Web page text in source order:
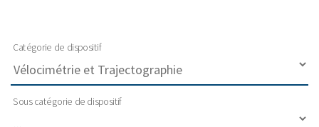
Catégorie de dispositif
Sous catégorie de dispositif